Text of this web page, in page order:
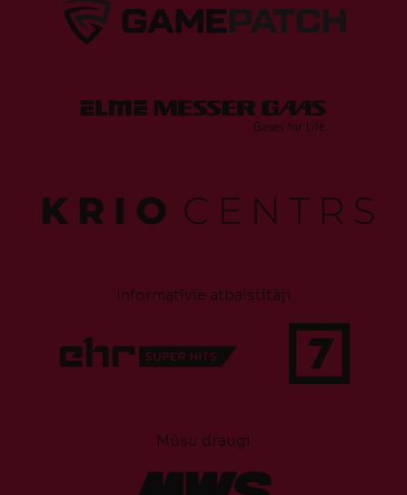
Informatīvie atbalstītāji
Mūsu draugi